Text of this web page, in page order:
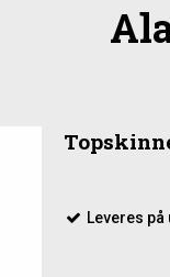
Leveres